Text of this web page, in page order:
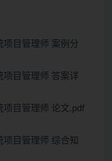
目管理师 案例分
目管理师 答案详
目管理师 论文.pdf
目管理师 综合知